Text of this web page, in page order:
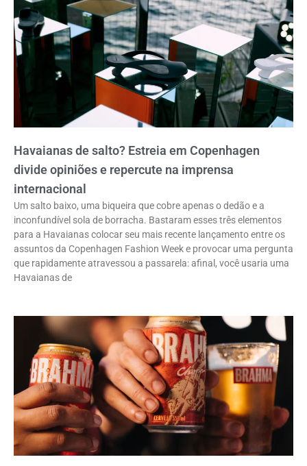
Havaianas de salto? Estreia em Copenhagen
divide opiniões e repercute na imprensa
internacional
Um salto baixo, uma biqueira que cobre apenas o dedão e a
inconfundível sola de borracha. Bastaram esses três elementos
para a Havaianas colocar seu mais recente lançamento entre os
assuntos da Copenhagen Fashion Week e provocar uma pergunta
que rapidamente atravessou a passarela: afinal, você usaria uma
Havaianas de